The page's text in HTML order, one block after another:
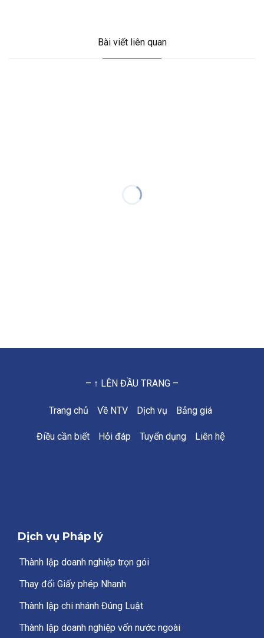
Bài viết liên quan
– ↑ LÊN ĐẦU TRANG –
Trang chủ Về NTV Dịch vụ Bảng giá
Điều cần biết Hỏi đáp Tuyển dụng Liên hệ
Dịch vụ Pháp lý
Thành lập doanh nghiệp trọn gói
Thay đổi Giấy phép Nhanh
Thành lập chi nhánh Đúng Luật
Thành lập doanh nghiệp vốn nước ngoài